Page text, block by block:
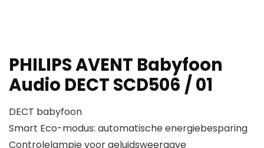
PHILIPS AVENT Babyfoon
Audio DECT SCD506 / 01
DECT babyfoon
Smart Eco-modus: automatische energiebesparing
Controlelampje voor geluidsweergave